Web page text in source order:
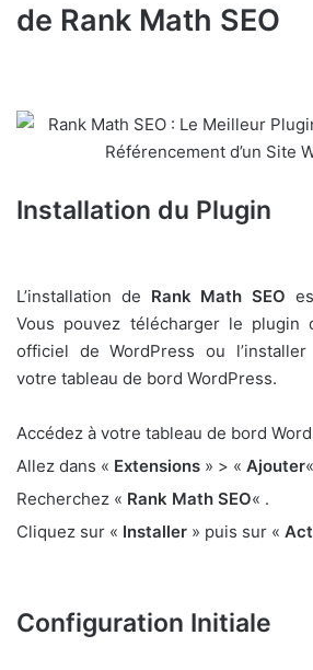
de Rank Math SEO
Installation du Plugin
L’installation de Rank Math SEO
Vous pouvez télécharger le plugin
officiel de WordPress ou
votre tableau de bord WordPress.
Accédez à votre tableau de bord
Allez dans « Extensions » > « Ajouter
Recherchez « Rank Math SEO« .
Cliquez sur « Installer » puis sur «
Configuration Initiale